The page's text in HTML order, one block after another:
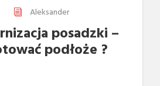
Aleksander
posadzki –
podłoże ?